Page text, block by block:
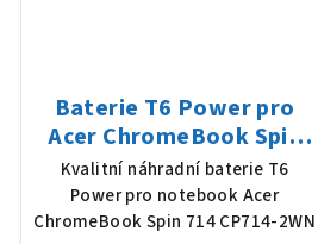
Baterie T6 Power pro
Acer ChromeBook Spin
714 CP714-2WN, Li-Poly,
11,61 V, 4683 mAh (54,36
Wh), černá
Kvalitní náhradní baterie T6
Power pro notebook Acer
ChromeBook Spin 714 CP714-2WN